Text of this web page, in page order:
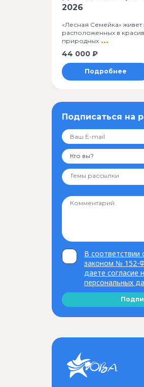
2026
«Лесная Семейка» живет
расположенных в
природных
44 000 ₽
Подробнее
Подписаться на
Кто вы?
В
законом № 152-
даете согласие
персональных